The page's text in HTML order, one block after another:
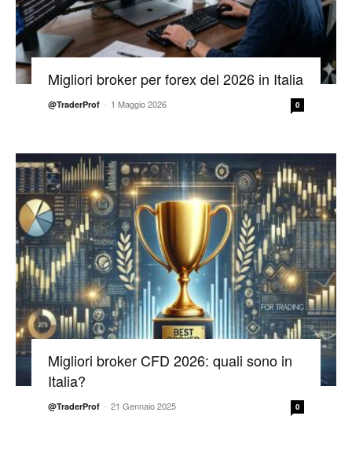
Migliori broker per forex del 2026 in Italia
@TraderProf - 1 Maggio 2026 0
Migliori broker CFD 2026: quali sono in
Italia?
@TraderProf - 21 Gennaio 2025 0